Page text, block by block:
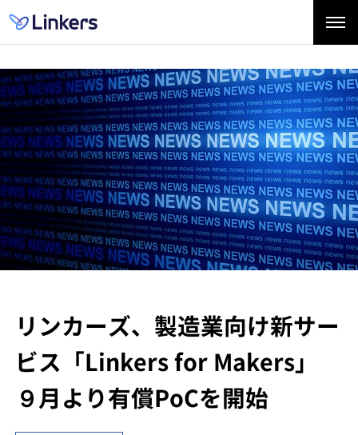
リンカーズ、製造業向け新サー
ビス「Linkers for Makers」
９月より有償PoCを開始